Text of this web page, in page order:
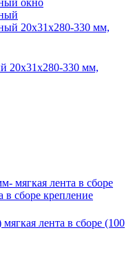
20х31х280-330 мм,
лента в сборе (100